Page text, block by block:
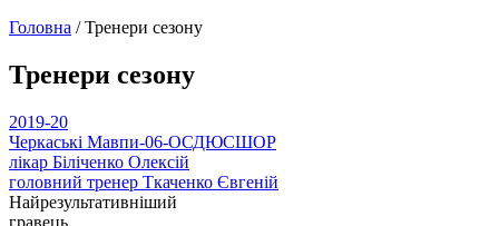
Головна /Тренери сезону
Тренери сезону
2019-20
Черкаські Мавпи-06-ОСДЮСШОР
лікар Біліченко Олексій
головний тренер Ткаченко Євгеній
Найрезультативніший
гравець